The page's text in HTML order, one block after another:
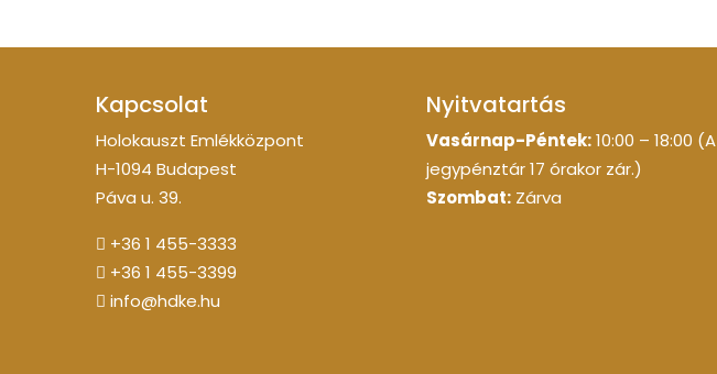
Kapcsolat
Holokauszt Emlékközpont
H-1094 Budapest
Páva u. 39.
+36 1 455-3333
+36 1 455-3399
info@hdke.hu
Nyitvatartás
Vasárnap-Péntek:10:00 – 18:00 (A
jegypénztár 17 órakor zár.)
Szombat: Zárva